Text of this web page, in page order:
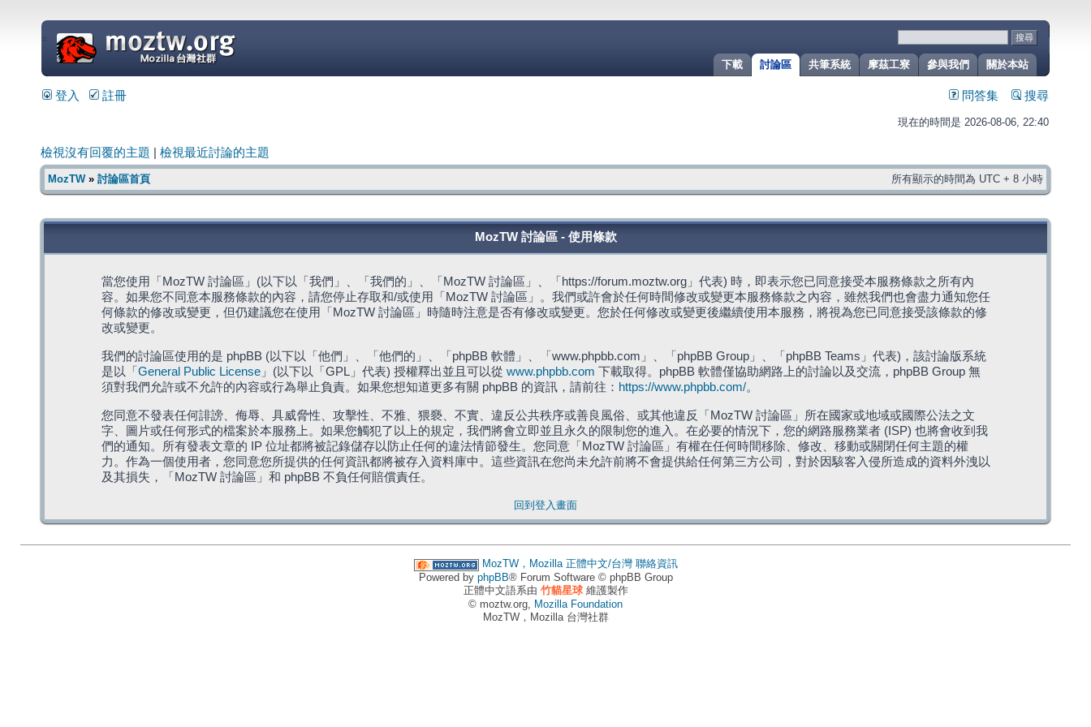
關於本站
參與我們
摩茲工寮
共筆系統
討論區
下載
=
登入 註冊 問答集 搜尋
現在的時間是 2026-08-06, 22:40
檢視沒有回覆的主題 檢視最近討論的主題
MozTW» 討論區首頁 所有顯示的時間為 UTC + 8 小時
MozTW 討論區 - 使用條款
當您使用「MozTW 討論區」(以下以「我們」、「我們的」、「MozTW 討論區」、「https://forum.moztw.org」代表) 時，即表示您已同意接受本服務條款之所有內
容。如果您不同意本服務條款的內容，請您停止存取和/或使用「MozTW 討論區」。我們或許會於任何時間修改或變更本服務條款之內容，雖然我們也會盡力通知您任
何條款的修改或變更，但仍建議您在使用「MozTW 討論區」時隨時注意是否有修改或變更。您於任何修改或變更後繼續使用本服務，將視為您已同意接受該條款的修
改或變更。
我們的討論區使用的是 phpBB (以下以「他們」、「他們的」、「phpBB 軟體」、「www.phpbb.com」、「phpBB Group」、「phpBB Teams」代表)，該討論版系統
是以「 General Public License」(以下以「GPL」代表) 授權釋出並且可以從 www.phpbb.com 下載取得。phpBB 軟體僅協助網路上的討論以及交流，phpBB Group 無
須對我們允許或不允許的內容或行為舉止負責。如果您想知道更多有關 phpBB 的資訊，請前往： https://www.phpbb.com/。
您同意不發表任何誹謗、侮辱、具威脅性、攻擊性、不雅、猥褻、不實、違反公共秩序或善良風俗、或其他違反「MozTW 討論區」所在國家或地域或國際公法之文
字、圖片或任何形式的檔案於本服務上。如果您觸犯了以上的規定，我們將會立即並且永久的限制您的進入。在必要的情況下，您的網路服務業者 (ISP) 也將會收到我
們的通知。所有發表文章的 IP 位址都將被記錄儲存以防止任何的違法情節發生。您同意「MozTW 討論區」有權在任何時間移除、修改、移動或關閉任何主題的權
力。作為一個使用者，您同意您所提供的任何資訊都將被存入資料庫中。這些資訊在您尚未允許前將不會提供給任何第三方公司，對於因駭客入侵所造成的資料外洩以
及其損失，「MozTW 討論區」和 phpBB 不負任何賠償責任。
回到登入畫面
MozTW，Mozilla 正體中文/台灣 聯絡資訊
Powered by phpBB® Forum Software © phpBB Group
正體中文語系由 竹貓星球維護製作
© moztw.org, Mozilla Foundation
MozTW，Mozilla 台灣社群